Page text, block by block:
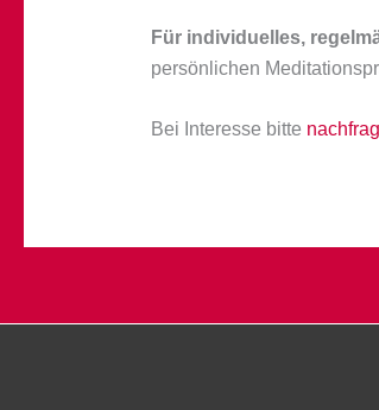
Für individuelles,
persönlichen
Bei Interesse bitte